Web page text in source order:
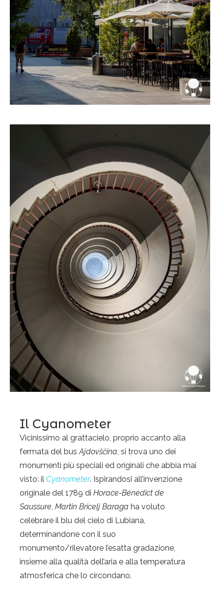
Il Cyanometer
Vicinissimo al grattacielo, proprio accanto alla
fermata del busAjdovščina, si trova uno dei
monumenti più speciali ed originali che abbia mai
visto: il Cyanometer. Ispirandosi all’invenzione
originale del 1789 di Horace-Bénédict de
Saussure, Martin Bricelj Baraga ha voluto
celebrare il blu del cielo di Lubiana,
determinandone con il suo
monumento/rilevatore l’esatta gradazione,
insieme alla qualità dell’aria e alla temperatura
atmosferica che lo circondano.